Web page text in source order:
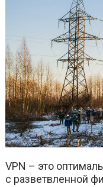
VPN – это
с разветвленной